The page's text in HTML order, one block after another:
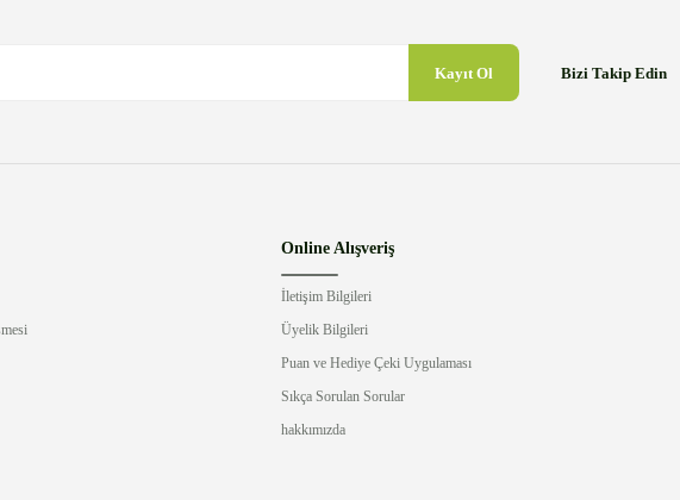
Kayıt Ol Bizi Takip Edin
Online Alışveriş
İletişim Bilgileri
Üyelik Bilgileri
Puan ve Hediye Çeki Uygulaması
Sıkça Sorulan Sorular
hakkımızda